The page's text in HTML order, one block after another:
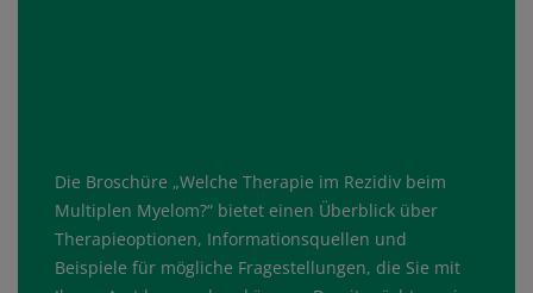
Die Broschüre „Welche Therapie im Rezidiv beim
Multiplen Myelom?“ bietet einen Überblick über
Therapieoptionen, Informationsquellen und
Beispiele für mögliche Fragestellungen, die Sie mit